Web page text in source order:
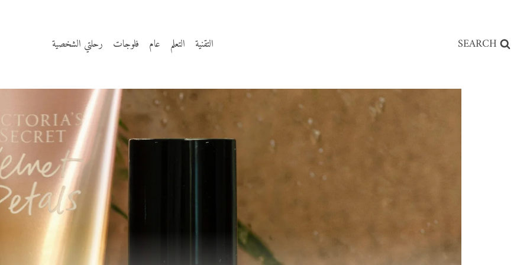
رحلتي الشخصية فلوجات عام التعلم التقنية SEARCH